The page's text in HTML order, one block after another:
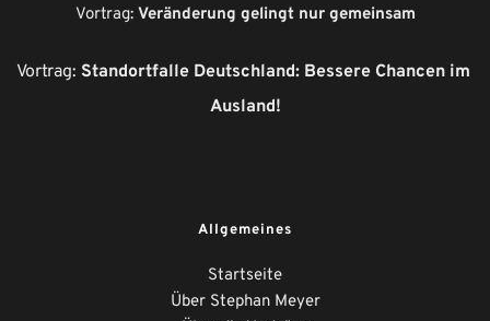
Vortrag: Veränderung gelingt nur gemeinsam
Vortrag: Standortfalle Deutschland: Bessere Chancen im
Ausland!
Allgemeines
Startseite
Über Stephan Meyer